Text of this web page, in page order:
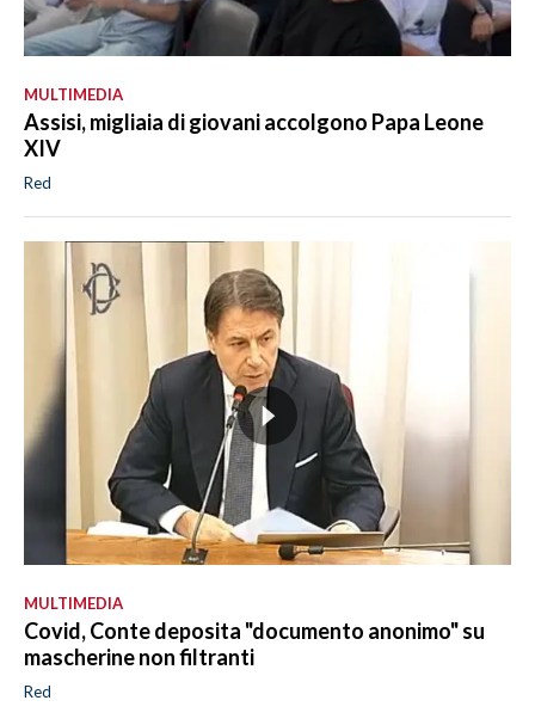
MULTIMEDIA
Assisi, migliaia di giovani accolgono Papa Leone
XIV
Red
MULTIMEDIA
Covid, Conte deposita "documento anonimo" su
mascherine non filtranti
Red